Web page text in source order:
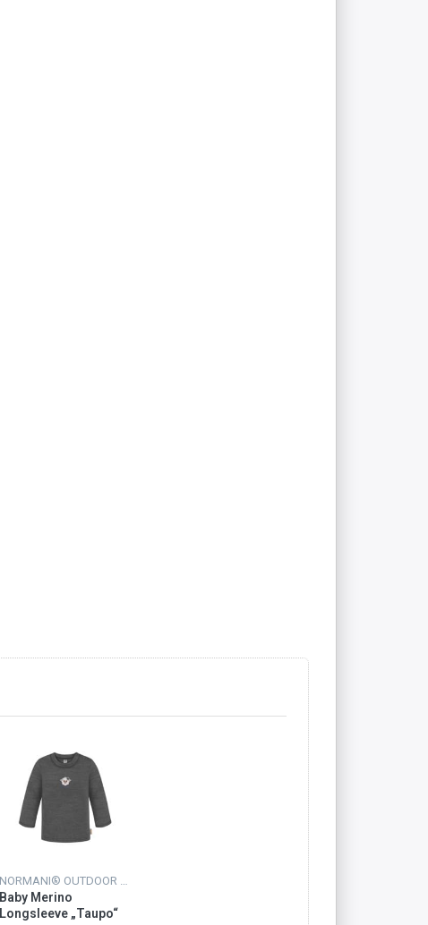
NORMANI® OUTDOOR SPORTS
Baby Merino
Longsleeve „Taupo“